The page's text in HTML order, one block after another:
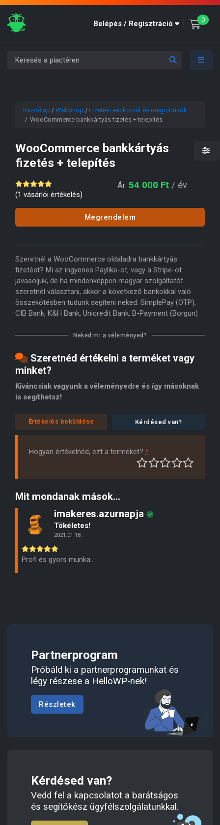
Belépés / Regisztráció 0
Kezdőlap / Webshop / Fizetési eszközök és megoldások
/ WooCommerce bankkártyás fizetés + telepítés
WooCommerce bankkártyás
fizetés + telepítés
(1 vásárlói értékelés)
Ár: 54 000 Ft / év
Megrendelem
Szeretnél a WooCommerce oldaladra bankkártyás
fizetést? Mi az ingyenes Paylike-ot, vagy a Stripe-ot
javasoljuk, de ha mindenképpen magyar szolgáltatót
szeretnél választani, akkor a következő bankokkal való
összekötésben tudunk segíteni neked: SimplePay (OTP),
CIB Bank, K&H Bank, Unicredit Bank, B-Payment (Borgun)
Neked mi a véleményed?
Szeretnéd értékelni a terméket vagy
minket?
Kíváncsiak vagyunk a véleményedre és így másoknak
is segíthetsz!
Értékelés beküldése Kérdésed van?
Hogyan értékelnéd, ezt a terméket? *
Mit mondanak mások...
imakeres.azurnapja
Tökéletes!
2021.01.18.
Profi és gyors munka..
Partnerprogram
Próbáld ki a partnerprogramunkat és
légy részese a HelloWP-nek!
Részletek
Kérdésed van?
Vedd fel a kapcsolatot a barátságos
és segítőkész ügyfélszolgálatunkkal.